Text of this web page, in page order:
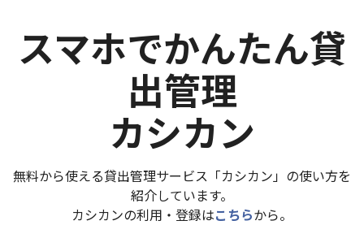
スマホでかんたん貸
出管理
カシカン
無料から使える貸出管理サービス「カシカン」の使い方を
紹介しています。
カシカンの利用・登録はこちらから。